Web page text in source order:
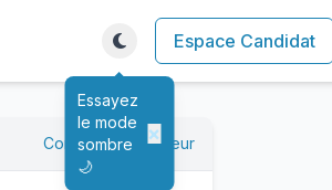
Essayez
le mode
sombre
🌙
×
Espace Candidat
Connexion recruteur